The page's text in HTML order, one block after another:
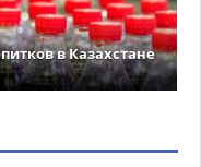
в Казахстане